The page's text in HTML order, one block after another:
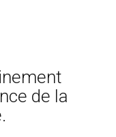
de la